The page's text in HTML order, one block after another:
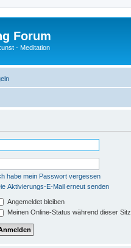
Forum
- Meditation
habe mein Passwort vergessen
Aktivierungs-E-Mail erneut senden
Angemeldet bleiben
Meinen Online-Status während dieser